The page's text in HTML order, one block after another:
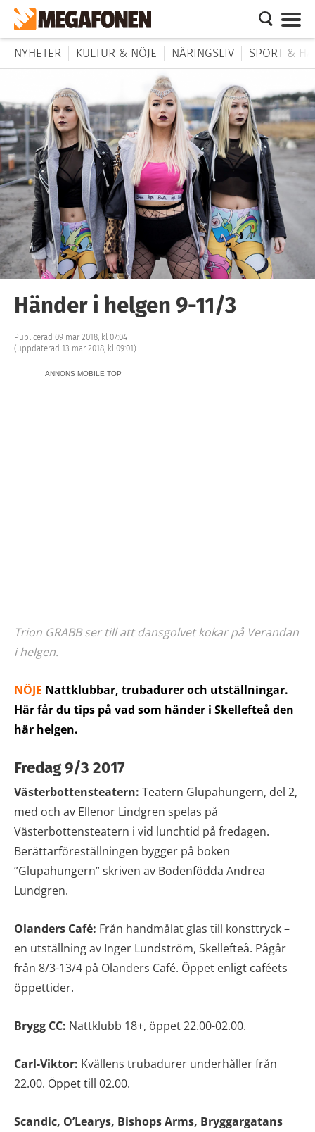
NYHETER KULTUR & NÖJE NÄRINGSLIV SPORT &
Händer i helgen 9-11/3
Publicerad 09 mar 2018, kl 07:04
(uppdaterad 13 mar 2018, kl 09:01)
ANNONS MOBILE TOP
Trion GRABB ser till att dansgolvet kokar på Verandan
i helgen.
NÖJE Nattklubbar, trubadurer och utställningar.
Här får du tips på vad som händer i Skellefteå den
här helgen.
Fredag 9/3 2017
Västerbottensteatern: Teatern Glupahungern, del 2,
med och av Ellenor Lindgren spelas på
Västerbottensteatern i vid lunchtid på fredagen.
Berättarföreställningen bygger på boken
”Glupahungern” skriven av Bodenfödda Andrea
Lundgren.
Olanders Café: Från handmålat glas till konsttryck –
en utställning av Inger Lundström, Skellefteå. Pågår
från 8/3-13/4 på Olanders Café. Öppet enligt caféets
öppettider.
Brygg CC: Nattklubb 18+, öppet 22.00-02.00.
Carl-Viktor: Kvällens trubadurer underhåller från
22.00. Öppet till 02.00.
Scandic, O’Learys, Bishops Arms, Bryggargatans